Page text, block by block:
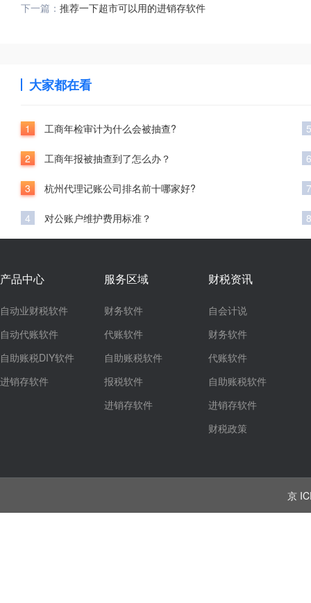
下一篇： 推荐一下超市可以用的进销存软件
大家都在看
1 工商年检审计为什么会被抽查?
2 工商年报被抽查到了怎么办？
3 杭州代理记账公司排名前十哪家好?
4 对公账户维护费用标准？
5
6
7
8
产品中心
自动业财税软件
自动代账软件
自助账税DIY软件
进销存软件
服务区域
财务软件
代账软件
自助账税软件
报税软件
进销存软件
财税资讯
自会计说
财务软件
代账软件
自助账税软件
进销存软件
财税政策
京